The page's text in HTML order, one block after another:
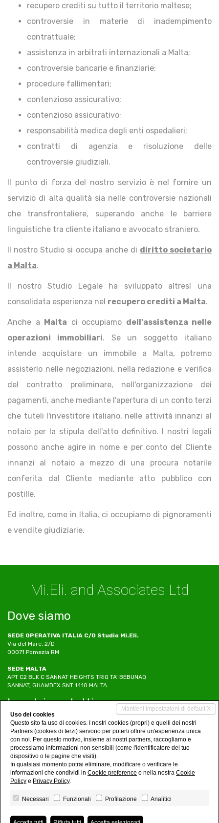
recupero crediti su tutto il territorio maltese;
controversie in materie di inadempimento
contrattuale;
assistenza in arbitrati internazionali a Malta;
controversie bancarie e finanziarie;
procedure fallimentari;
contenzioso assicurativo;
contenzioso assicurativo;
responsabilità medica degli enti ospedalieri;
contratti di agenzia e risoluzione delle
controversie giudiziali.
Il punto di forza del nostro servizio è nel fornire un
servizio di alta qualità sia nelle controversie nazionali
che transfrontaliere, superando anche le barriere
linguistiche tra cliente italiano e avvocato straniero.
Il nostro Studio si occupa anche di diritto societario
a Malta.
Il nostro Studio Legale ha sviluppato altresì una
consolidata esperienza nel recupero crediti a Malta.
Anche a Malta ci occupiamo dell'assistenza nelle
operazioni immobiliari. Se un soggetto italiano
intende acquistare un immobile a Malta, potremo
assisterlo nelle negoziazioni, nella redazione e verifica
del contratto preliminare, nell'organizzazione dei
pagamenti, anche mediante l'apertura di un conto terzi
che tuteli l'investitore italiano, nelle attività innanzi al
notaio per la stipula dell'atto definitivo. I nostri legali
possono anche agire in nome e per conto del Cliente
innanzi al notaio a mezzo di una procura notarile
conferita dal Cliente mediante atto pubblico con
postille.
Ed inoltre, come in Italia, ci occupiamo di pignoramenti
e vendite giudiziarie.
Mi.Eli. and Associates Ltd
Dove siamo
SEDE OPERATIVA ITALIA C/O Studio Mi.Eli.
Via del Mare, 2/D
00071 Pomezia RM
SEDE MALTA
APT C2 BLK C SANNAT HEIGHTS TRIQ TA' BEBUNAQ
SANNAT, GHAWDEX SNT 1410 MALTA
I nostri contatti
Tel. 06/83778285
Tel. +356 99709400
Cell. +39 3405355446
info@studiomieli.it
www.studiomieli.it
Social Networks
Mi.Eli. and Associates Ltd• P.IVA 08068691008
Mantieni impostazioni di default X
Uso dei cookies
Questo sito fa uso di cookies. I nostri cookies (propri) e quelli dei nostri
Partners (cookies di terzi) servono per poterti offrire un'esperienza unica
con noi. Per questo motivo, insieme ai nostri partners, raccogliamo e
processiamo informazioni non sensibili (come l'identificatore del tuo
dispositivo o le pagine che visiti).
In qualsiasi momento potrai eliminare, modificare o verificare le
informazioni che condividi in Cookie preference o nella nostra Cookie
Policy e Privacy Policy.
Necessari Funzionali Profilazione Analitici